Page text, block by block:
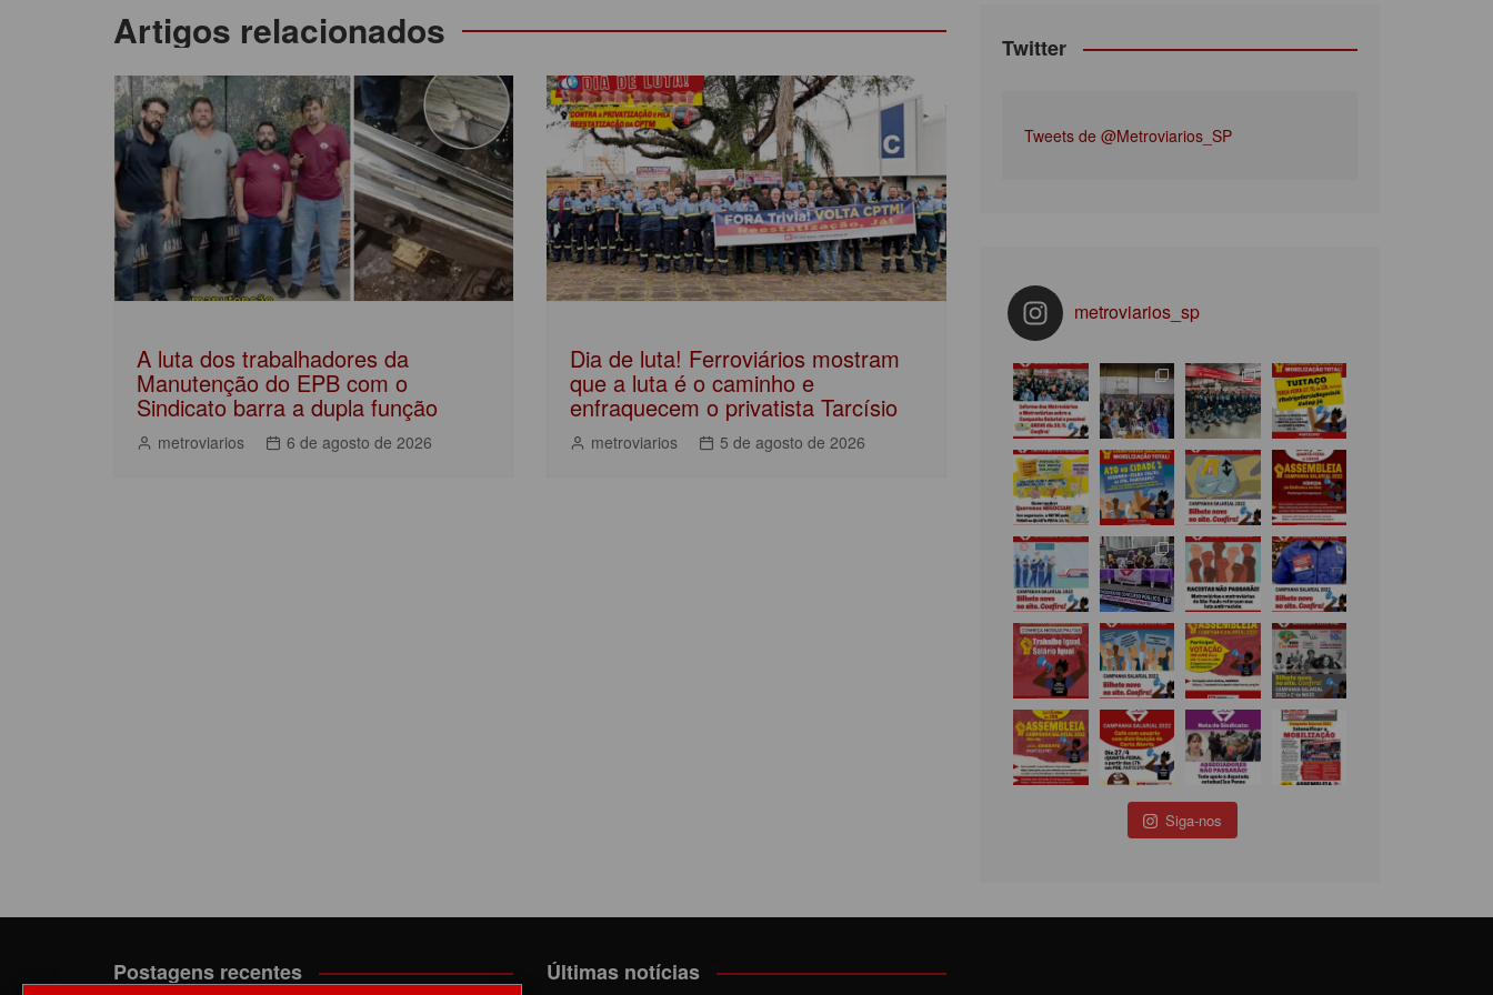
o
o
k
p
p
n
Navegação
de
Post
Artigos relacionados
A luta dos trabalhadores da
Manutenção do EPB com o
Sindicato barra a dupla função
metroviarios 6 de agosto de 2026
Dia de luta! Ferroviários mostram
que a luta é o caminho e
enfraquecem o privatista Tarcísio
metroviarios 5 de agosto de 2026
Twitter
Tweets de @Metroviarios_SP
metroviarios_sp
Siga-nos
Postagens recentes Últimas notícias